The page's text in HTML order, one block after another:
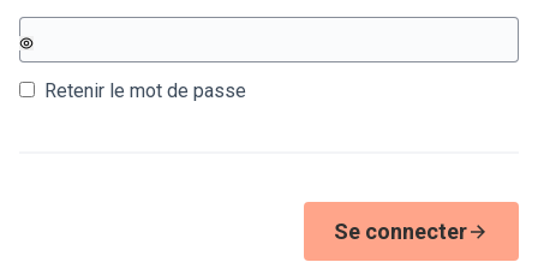
Retenir le mot de passe
Se connecter